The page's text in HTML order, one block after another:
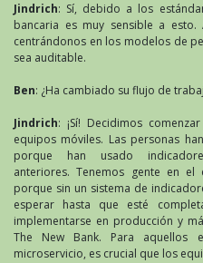
Jindrich: Sí, debido a los
bancaria es muy sensible a esto.
centrándonos en los modelos de
sea auditable.
Ben: ¿Ha cambiado su flujo de
Jindrich: ¡Sí! Decidimos
equipos móviles. Las personas
porque han usado
anteriores. Tenemos gente en
porque sin un sistema de
esperar hasta que esté
implementarse en producción y
The New Bank. Para aquellos
microservicio, es crucial que los